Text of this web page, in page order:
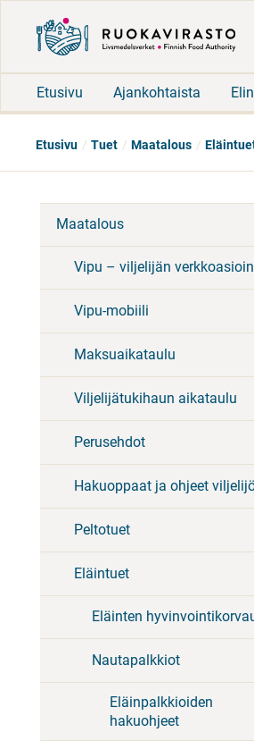
Etusivu Ajankohtaista
Etusivu Tuet Maatalous
Maatalous
Vipu – viljelijän
Vipu-mobiili
Maksuaikataulu
Viljelijätukihaun aikataulu
Perusehdot
Hakuoppaat ja ohjeet
Peltotuet
Eläintuet
Eläinten
Nautapalkkiot
Eläinpalkkioiden
hakuohjeet